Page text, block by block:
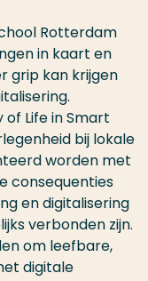
Rotterdam
in kaart en
grip kan krijgen
Life in Smart
bij lokale
worden met
consequenties
en digitalisering
verbonden zijn.
om leefbare,
digitale